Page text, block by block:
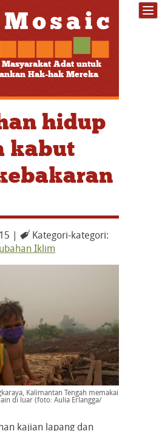
Adat untuk
Hak-hak Mereka
hidup
kabut
|
Kategori-kategori:
Iklim
Kalimantan Tengah memakai
di luar (foto: Aulia Erlangga/
kajian lapang dan